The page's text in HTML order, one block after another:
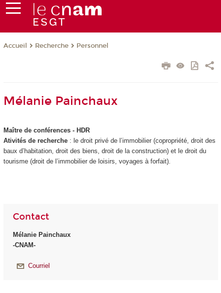
Accueil Recherche Personnel
Mélanie Painchaux
Maître de conférences - HDR
Ativités de recherche: le droit privé de l’immobilier (copropriété, droit des
baux d’habitation, droit des biens, droit de la construction) et le droit du
tourisme (droit de l’immobilier de loisirs, voyages à forfait).
Contact
Mélanie Painchaux
-CNAM-
Courriel